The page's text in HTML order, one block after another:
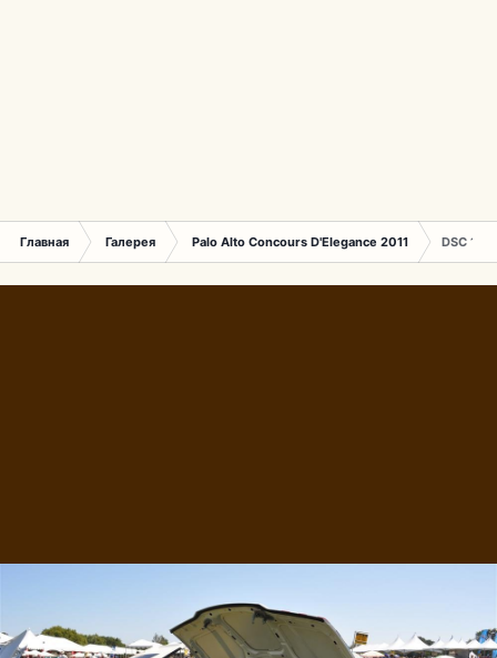
Главная Галерея Palo Alto Concours D'Elegance 2011 DSC